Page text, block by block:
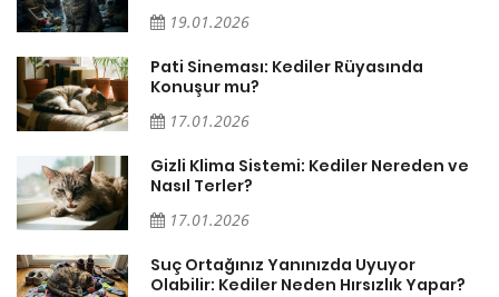
19.01.2026
Pati Sineması: Kediler Rüyasında
Konuşur mu?
17.01.2026
Gizli Klima Sistemi: Kediler Nereden ve
Nasıl Terler?
17.01.2026
Suç Ortağınız Yanınızda Uyuyor
Olabilir: Kediler Neden Hırsızlık Yapar?